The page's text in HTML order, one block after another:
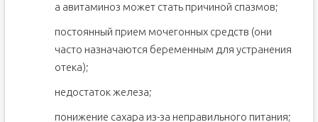
а авитаминоз может стать причиной спазмов;
постоянный прием мочегонных средств (они
часто назначаются беременным для устранения
отека);
недостаток железа;
понижение сахара из-за неправильного питания;